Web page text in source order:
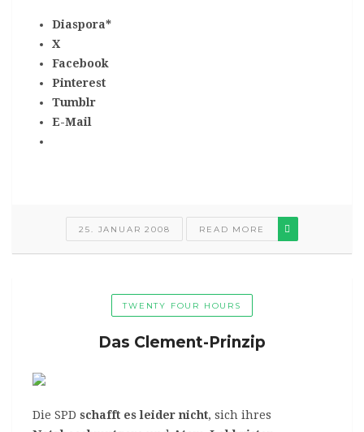
Diaspora*
X
Facebook
Pinterest
Tumblr
E-Mail
25. JANUAR 2008 READ MORE
TWENTY FOUR HOURS
Das Clement-Prinzip
Die SPD schafft es leider nicht, sich ihres